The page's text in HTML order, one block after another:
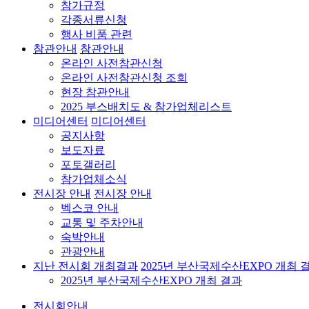
참가규정
각종서류신청
행사 비품 관련
참관안내 참관안내
온라인 사전참관신청
온라인 사전참관신청 조회
현장 참관안내
2025 부스배치도 & 참가업체리스트
미디어센터 미디어센터
공지사항
보도자료
포토갤러리
참가업체소식
전시장 안내 전시장 안내
벡스코 안내
교통 및 주차안내
숙박안내
관광안내
지난 전시회 개최결과 2025년 부산국제수산EXPO 개최
2025년 부산국제수산EXPO 개최 결과
전시회안내